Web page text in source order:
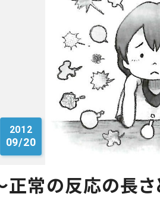
2012
09/20
正常の反応の長さ